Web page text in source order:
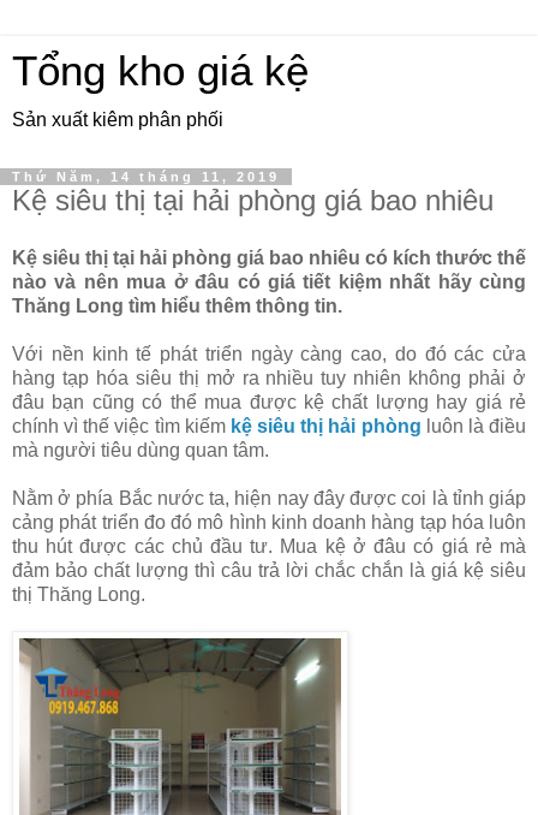
Tổng kho giá kệ
Sản xuất kiêm phân phối
Thứ Năm, 14 tháng 11, 2019
Kệ siêu thị tại hải phòng giá bao nhiêu
Kệ siêu thị tại hải phòng giá bao nhiêu có kích thước thế
nào và nên mua ở đâu có giá tiết kiệm nhất hãy cùng
Thăng Long tìm hiểu thêm thông tin.
Với nền kinh tế phát triển ngày càng cao, do đó các cửa
hàng tạp hóa siêu thị mở ra nhiều tuy nhiên không phải ở
đâu bạn cũng có thể mua được kệ chất lượng hay giá rẻ
chính vì thế việc tìm kiếm kệ siêu thị hải phòng luôn là điều
mà người tiêu dùng quan tâm.
Nằm ở phía Bắc nước ta, hiện nay đây được coi là tỉnh giáp
cảng phát triển đo đó mô hình kinh doanh hàng tạp hóa luôn
thu hút được các chủ đầu tư. Mua kệ ở đâu có giá rẻ mà
đảm bảo chất lượng thì câu trả lời chắc chắn là giá kệ siêu
thị Thăng Long.